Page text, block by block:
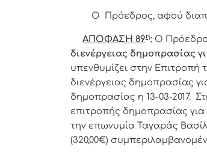
Ο Πρόεδρος, αφού
ΑΠΟΦΑΣΗ 89η: Ο
διενέργειας δημοπρασίας
υπενθυμίζει στην Επιτροπή
διενέργειας δημοπρασίας
δημοπρασίας η 13-03-2017.
επιτροπής δημοπρασίας
την επωνυμία Ταγαράς
(320,00€)